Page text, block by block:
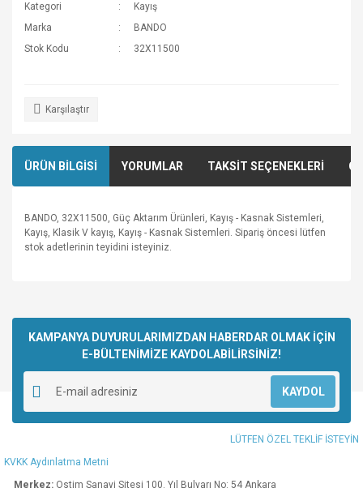
Kategori
Kayış
Marka
BANDO
Stok Kodu
32X11500
Karşılaştır
ÜRÜN BİLGİSİ YORUMLAR TAKSİT SEÇENEKLERİ
BANDO, 32X11500, Güç Aktarım Ürünleri, Kayış - Kasnak Sistemleri,
Kayış, Klasik V kayış, Kayış - Kasnak Sistemleri. Sipariş öncesi lütfen
stok adetlerinin teyidini isteyiniz.
Yorum Yaz
kullanarak tarafımıza iletebilirsiniz.
Görüş ve önerileriniz için teşekkür ederiz.
Ürün resmi kalitesiz, bozuk veya görüntülenemiyor.
Ürün açıklamasında eksik bilgiler bulunuyor.
Ürün bilgilerinde hatalar bulunuyor.
Ürün fiyatı diğer sitelerden daha pahalı.
Bu ürüne benzer farklı alternatifler olmalı.
KAMPANYA DUYURULARIMIZDAN HABERDAR OLMAK İÇİN
E-BÜLTENİMİZE KAYDOLABİLİRSİNİZ!
KAYDOL
LÜTFEN ÖZEL TEKLİF İSTEYİN
KVKK Aydınlatma Metni
Merkez: Ostim Sanayi Sitesi 100. Yıl Bulvarı No: 54 Ankara